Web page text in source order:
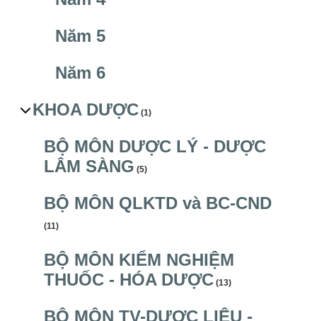
Năm 5
Năm 6
KHOA DƯỢC(1)
BỘ MÔN DƯỢC LÝ - DƯỢC
LÂM SÀNG (5)
BỘ MÔN QLKTD và BC-CND
(11)
BỘ MÔN KIỂM NGHIỆM
THUỐC - HÓA DƯỢC(13)
BỘ MÔN TV-DƯỢC LIỆU -